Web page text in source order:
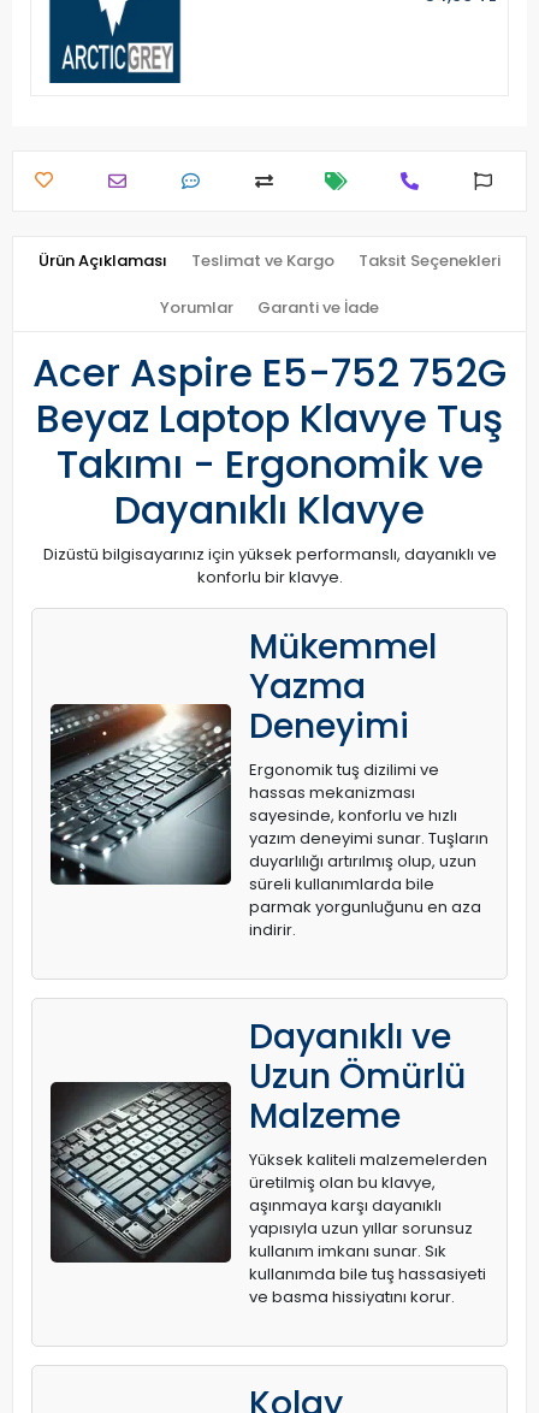
Ürün Açıklaması Teslimat ve Kargo Taksit Seçenekleri
Yorumlar Garanti ve İade
Acer Aspire E5-752 752G
Beyaz Laptop Klavye Tuş
Takımı - Ergonomik ve
Dayanıklı Klavye
Dizüstü bilgisayarınız için yüksek performanslı, dayanıklı ve
konforlu bir klavye.
Mükemmel
Yazma
Deneyimi
Ergonomik tuş dizilimi ve
hassas mekanizması
sayesinde, konforlu ve hızlı
yazım deneyimi sunar. Tuşların
duyarlılığı artırılmış olup, uzun
süreli kullanımlarda bile
parmak yorgunluğunu en aza
indirir.
Dayanıklı ve
Uzun Ömürlü
Malzeme
Yüksek kaliteli malzemelerden
üretilmiş olan bu klavye,
aşınmaya karşı dayanıklı
yapısıyla uzun yıllar sorunsuz
kullanım imkanı sunar. Sık
kullanımda bile tuş hassasiyeti
ve basma hissiyatını korur.